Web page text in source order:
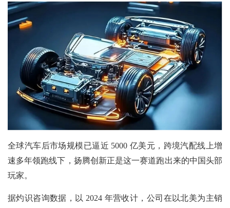
全球汽车后市场规模已逼近 5000 亿美元，跨境汽配线上增
速多年领跑线下，扬腾创新正是这一赛道跑出来的中国头部
玩家。
据灼识咨询数据，以 2024 年营收计，公司在以北美为主销